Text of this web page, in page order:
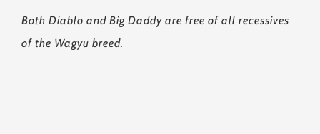
Both Diablo and Big Daddy are free of all recessives
of the Wagyu breed.